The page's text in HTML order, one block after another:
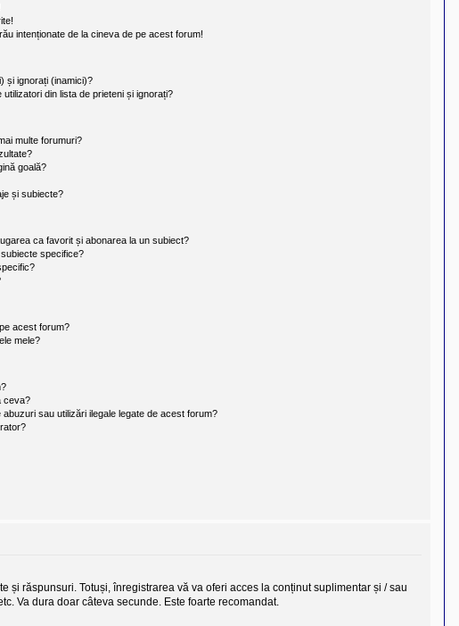
intenționate de la cineva de pe acest forum!
și ignorați (inamici)?
din lista de prieteni și ignorați?
multe forumuri?
goală?
și subiecte?
ca favorit și abonarea la un subiect?
specifice?
acest forum?
mele?
ceva?
sau utilizări ilegale legate de acest forum?
răspunsuri. Totuși, înregistrarea vă va oferi acces la conținut suplimentar și / sau
Va dura doar câteva secunde. Este foarte recomandat.